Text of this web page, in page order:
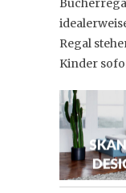
Regal
Kinder